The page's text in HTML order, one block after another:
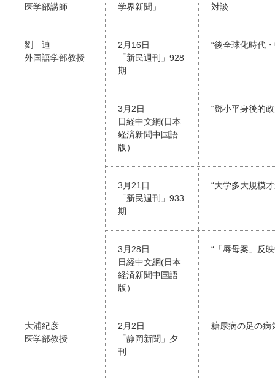
医学部講師
学界新聞」
対談
劉 迪
外国語学部教授
2月16日
「新民週刊」928
期
“後全球化時代
3月2日
日経中文網(日本
経済新聞中国語
版）
“鄧小平身後的
3月21日
「新民週刊」933
期
“大学多大規模
3月28日
日経中文網(日本
経済新聞中国語
版）
“「辱母案」反
大浦紀彦
医学部教授
2月2日
「静岡新聞」夕
刊
糖尿病の足の病